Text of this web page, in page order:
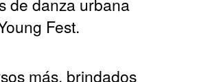
Fest.
más, brindados